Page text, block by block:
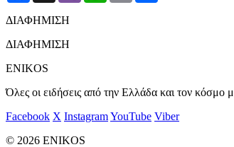
ΔΙΑΦΗΜΙΣΗ
ΔΙΑΦΗΜΙΣΗ
ENIKOS
Όλες οι ειδήσεις από την Ελλάδα και τον κόσμο
Facebook X InstagramYouTube Viber
© 2026 ENIKOS